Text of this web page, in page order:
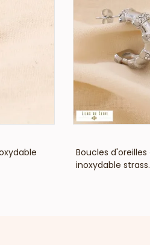
Boucles
inoxydable